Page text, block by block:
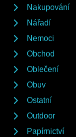
Nakupování
Nářadí
Nemoci
Obchod
Oblečení
Obuv
Ostatní
Outdoor
Papírnictví